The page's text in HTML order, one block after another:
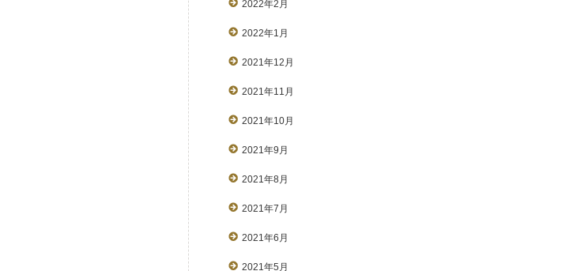
2022年2月
2022年1月
2021年12月
2021年11月
2021年10月
2021年9月
2021年8月
2021年7月
2021年6月
2021年5月